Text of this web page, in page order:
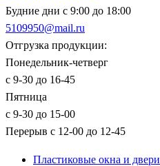
Будние дни с 9:00 до 18:00
5109950@mail.ru
Отгрузка продукции:
Понедельник-четверг
с 9-30 до 16-45
Пятница
с 9-30 до 15-00
Перерыв с 12-00 до 12-45
Пластиковые окна и двери